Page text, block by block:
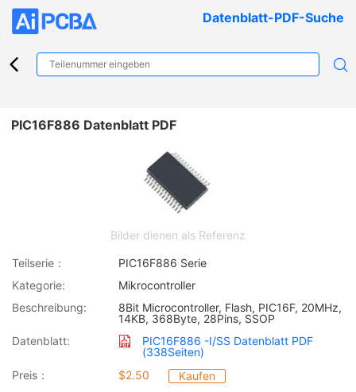
Datenblatt-PDF-Suche
PIC16F886 Datenblatt PDF
Bilder dienen als Referenz
Teilserie：
PIC16F886 Serie
Kategorie:
Mikrocontroller
Beschreibung:
8Bit Microcontroller, Flash, PIC16F, 20MHz,
14KB, 368Byte, 28Pins, SSOP
Datenblatt:
PIC16F886 -I/SS Datenblatt PDF
(338Seiten)
Preis：
$2.50 Kaufen